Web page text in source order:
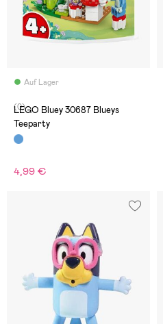
Auf Lager
(0)
LEGO Bluey 30687 Blueys
Teeparty
4,99 €